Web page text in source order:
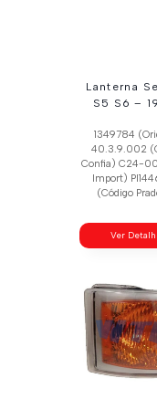
Lanterna
S5 S6 –
1349784
40.3.9.002
Confia) C24-
Import)
(Código
Ver